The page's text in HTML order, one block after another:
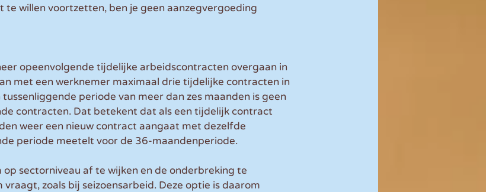
willen voortzetten, ben je geen aanzegvergoeding
opeenvolgende tijdelijke arbeidscontracten overgaan in
met een werknemer maximaal drie tijdelijke contracten in
periode van meer dan zes maanden is geen
contracten. Dat betekent dat als een tijdelijk contract
weer een nieuw contract aangaat met dezelfde
periode meetelt voor de 36-maandenperiode.
sectorniveau af te wijken en de onderbreking te
zoals bij seizoensarbeid. Deze optie is daarom